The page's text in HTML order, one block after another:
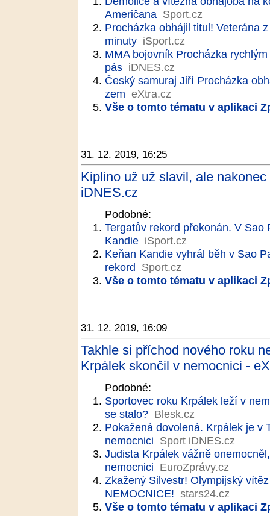
Američana Sport.cz
Procházka obhájil titul! Veterána
minuty iSport.cz
MMA bojovník Procházka
pás iDNES.cz
Český samuraj Jiří Procházka
zem eXtra.cz
Vše o tomto tématu v aplikaci
31. 12. 2019, 16:25
Kiplino už už slavil, ale
iDNES.cz
Podobné:
Tergatův rekord překonán. V Sao
Kandie iSport.cz
Keňan Kandie vyhrál běh v Sao
rekord Sport.cz
Vše o tomto tématu v aplikaci
31. 12. 2019, 16:09
Takhle si příchod nového roku
Krpálek skončil v nemocnici -
Podobné:
Sportovec roku Krpálek leží v
se stalo? Blesk.cz
Pokažená dovolená. Krpálek je v
nemocnici Sport iDNES.cz
Judista Krpálek vážně
nemocnici EuroZprávy.cz
Zkažený Silvestr! Olympijský
NEMOCNICE! stars24.cz
Vše o tomto tématu v aplikaci